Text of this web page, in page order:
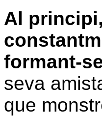
Al
formant-
seva
que